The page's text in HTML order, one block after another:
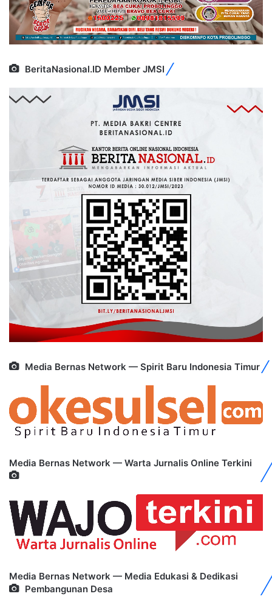
BeritaNasional.ID Member JMSI
Media Bernas Network — Spirit Baru Indonesia Timur
Media Bernas Network — Warta Jurnalis Online Terkini
Media Bernas Network — Media Edukasi & Dedikasi
Pembangunan Desa